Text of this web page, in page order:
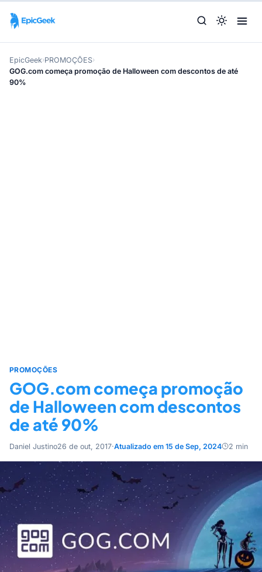
EpicGeek›PROMOÇÕES›
GOG.com começa promoção de Halloween com descontos de até
90%
PROMOÇÕES
GOG.com começa promoção
de Halloween com descontos
de até 90%
Daniel Justino26 de out, 2017·Atualizado em 15 de Sep, 2024 2 min